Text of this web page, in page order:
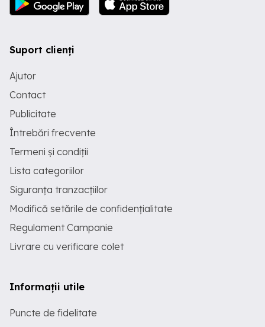
Suport clienți
Ajutor
Contact
Publicitate
Întrebări frecvente
Termeni și condiții
Lista categoriilor
Siguranța tranzacțiilor
Modifică setările de confidențialitate
Regulament Campanie
Livrare cu verificare colet
Informații utile
Puncte de fidelitate